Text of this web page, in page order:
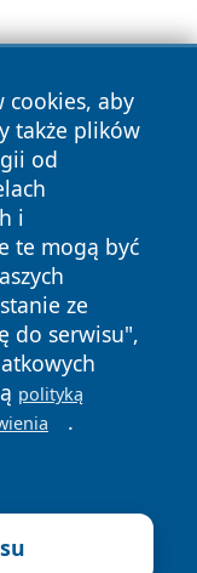
cookies, aby
także plików
od
i
te mogą być
ze
do serwisu",
polityką
.
prawa
Polityka
Cookies